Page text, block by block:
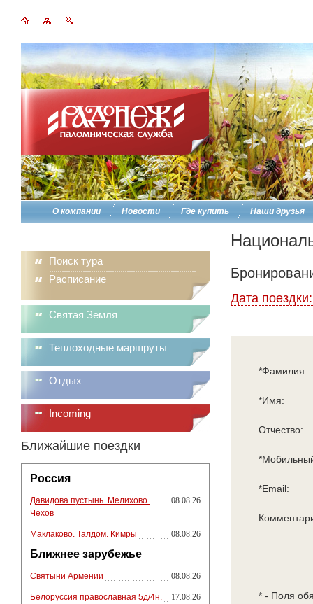
О компании Новости Где купить Наши друзья
Поиск тура
Расписание
Святая Земля
Теплоходные маршруты
Отдых
Incoming
Ближайшие поездки
Россия
Давидова пустынь. Мелихово.
Чехов
08.08.26
Маклаково. Талдом. Кимры 08.08.26
Ближнее зарубежье
Святыни Армении 08.08.26
Белоруссия православная 5д/4н. 17.08.26
Дата
*Фамилия:
*Имя:
Отчество:
*Email:
* - Поля